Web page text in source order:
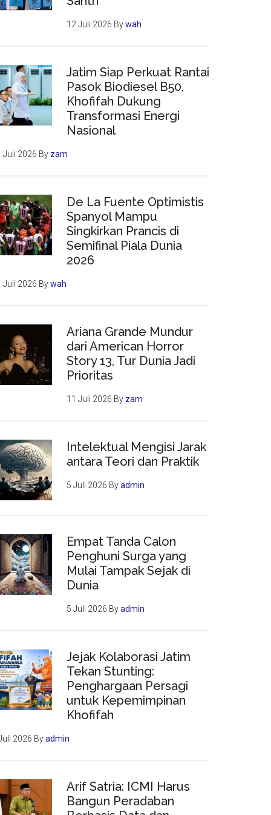
12 Juli 2026 Bywah
Jatim Siap Perkuat Rantai
Pasok Biodiesel B50,
Khofifah Dukung
Transformasi Energi
Nasional
Juli 2026 By zam
De La Fuente Optimistis
Spanyol Mampu
Singkirkan Prancis di
Semifinal Piala Dunia
2026
Juli 2026 Bywah
Ariana Grande Mundur
dari American Horror
Story 13, Tur Dunia Jadi
Prioritas
11 Juli 2026 By zam
Intelektual Mengisi Jarak
antara Teori dan Praktik
5 Juli 2026 Byadmin
Empat Tanda Calon
Penghuni Surga yang
Mulai Tampak Sejak di
Dunia
5 Juli 2026 Byadmin
Jejak Kolaborasi Jatim
Tekan Stunting:
Penghargaan Persagi
untuk Kepemimpinan
Khofifah
2026 Byadmin
Arif Satria: ICMI Harus
Bangun Peradaban